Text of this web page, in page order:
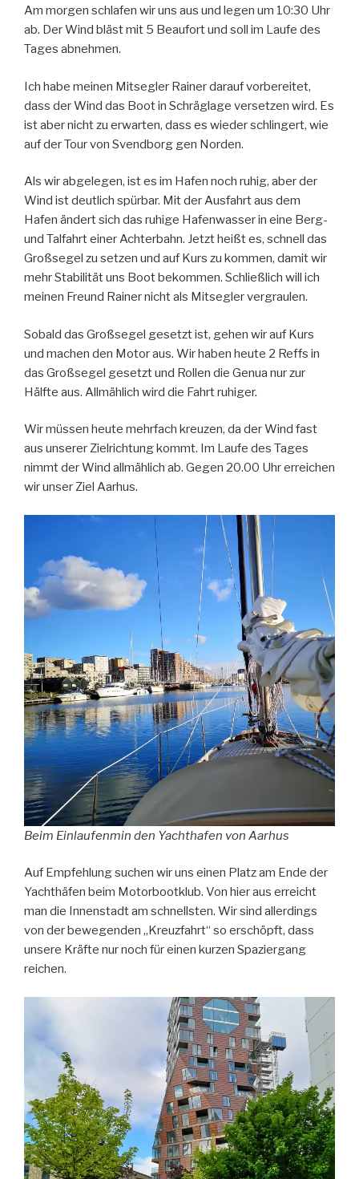
Am morgen schlafen wir uns aus und legen um 10:30 Uhr
ab. Der Wind bläst mit 5 Beaufort und soll im Laufe des
Tages abnehmen.
Ich habe meinen Mitsegler Rainer darauf vorbereitet,
dass der Wind das Boot in Schräglage versetzen wird. Es
ist aber nicht zu erwarten, dass es wieder schlingert, wie
auf der Tour von Svendborg gen Norden.
Als wir abgelegen, ist es im Hafen noch ruhig, aber der
Wind ist deutlich spürbar. Mit der Ausfahrt aus dem
Hafen ändert sich das ruhige Hafenwasser in eine Berg-
und Talfahrt einer Achterbahn. Jetzt heißt es, schnell das
Großsegel zu setzen und auf Kurs zu kommen, damit wir
mehr Stabilität uns Boot bekommen. Schließlich will ich
meinen Freund Rainer nicht als Mitsegler vergraulen.
Sobald das Großsegel gesetzt ist, gehen wir auf Kurs
und machen den Motor aus. Wir haben heute 2 Reffs in
das Großsegel gesetzt und Rollen die Genua nur zur
Hälfte aus. Allmählich wird die Fahrt ruhiger.
Wir müssen heute mehrfach kreuzen, da der Wind fast
aus unserer Zielrichtung kommt. Im Laufe des Tages
nimmt der Wind allmählich ab. Gegen 20.00 Uhr erreichen
wir unser Ziel Aarhus.
Beim Einlaufenmin den Yachthafen von Aarhus
Auf Empfehlung suchen wir uns einen Platz am Ende der
Yachthäfen beim Motorbootklub. Von hier aus erreicht
man die Innenstadt am schnellsten. Wir sind allerdings
von der bewegenden „Kreuzfahrt“ so erschöpft, dass
unsere Kräfte nur noch für einen kurzen Spaziergang
reichen.